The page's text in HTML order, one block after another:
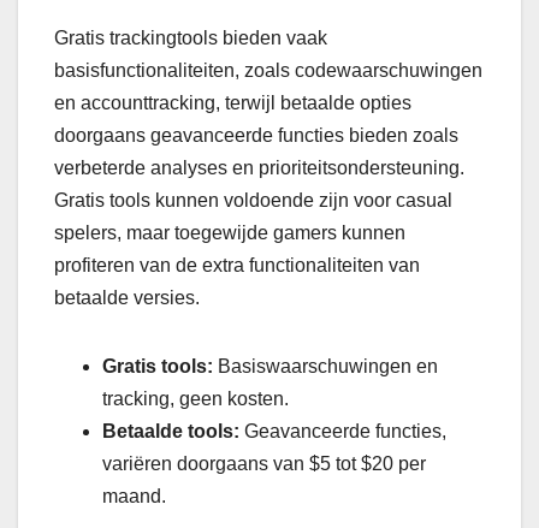
Gratis trackingtools bieden vaak
basisfunctionaliteiten, zoals codewaarschuwingen
en accounttracking, terwijl betaalde opties
doorgaans geavanceerde functies bieden zoals
verbeterde analyses en prioriteitsondersteuning.
Gratis tools kunnen voldoende zijn voor casual
spelers, maar toegewijde gamers kunnen
profiteren van de extra functionaliteiten van
betaalde versies.
Gratis tools: Basiswaarschuwingen en
tracking, geen kosten.
Betaalde tools: Geavanceerde functies,
variëren doorgaans van $5 tot $20 per
maand.